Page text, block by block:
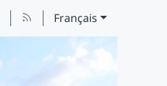
Français